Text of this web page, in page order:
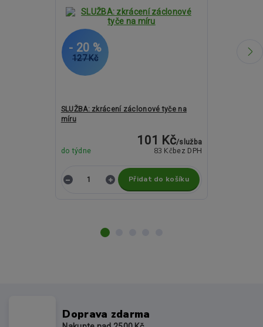
127 Kč
- 20 %
SLUŽBA: zkrácení záclonové tyče na
míru
101 Kč/služba
83 Kč bez DPH
do týdne
Přidat do košíku
2 055 Kč
- 23 %
Doprava zdarma